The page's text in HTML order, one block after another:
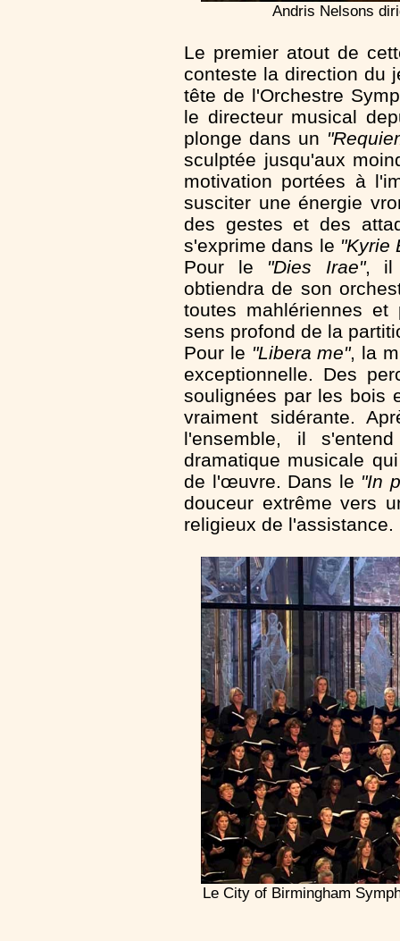
Andris Nelsons
Le premier atout de
conteste la direction du
tête de l'Orchestre
le directeur musical
plonge dans un
sculptée jusqu'aux
motivation portées à
susciter une énergie
des gestes et des
s'exprime dans le "Kyrie
Pour le "Dies Irae", il
obtiendra de son
toutes mahlériennes et
sens profond de la
Pour le "Libera me", la
exceptionnelle. Des
soulignées par les bois
vraiment sidérante.
l'ensemble, il
dramatique musicale
de l'œuvre. Dans le "In
douceur extrême vers
religieux de l'assistance.
Le City of Birmingham